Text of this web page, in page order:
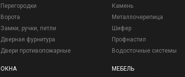
Перегородки
Ворота
Замки, ручки, петли
Дверная фурнитура
Двери противопожарные
ОКНА
Камень
Металлочерепица
Шифер
Профнастил
Водосточные системы
МЕБЕЛЬ